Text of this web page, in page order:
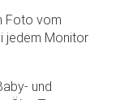
Foto vom
jedem Monitor
und